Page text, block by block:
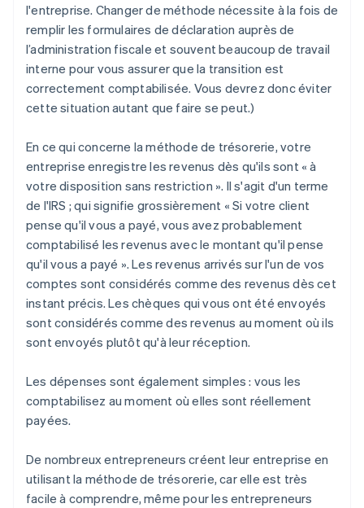
l'entreprise. Changer de méthode nécessite à la fois de
remplir les formulaires de déclaration auprès de
l’administration fiscale et souvent beaucoup de travail
interne pour vous assurer que la transition est
correctement comptabilisée. Vous devrez donc éviter
cette situation autant que faire se peut.)
En ce qui concerne la méthode de trésorerie, votre
entreprise enregistre les revenus dès qu'ils sont « à
votre disposition sans restriction ». Il s'agit d'un terme
de l'IRS ; qui signifie grossièrement « Si votre client
pense qu'il vous a payé, vous avez probablement
comptabilisé les revenus avec le montant qu'il pense
qu'il vous a payé ». Les revenus arrivés sur l'un de vos
comptes sont considérés comme des revenus dès cet
instant précis. Les chèques qui vous ont été envoyés
sont considérés comme des revenus au moment où ils
sont envoyés plutôt qu'à leur réception.
Les dépenses sont également simples : vous les
comptabilisez au moment où elles sont réellement
payées.
De nombreux entrepreneurs créent leur entreprise en
utilisant la méthode de trésorerie, car elle est très
facile à comprendre, même pour les entrepreneurs